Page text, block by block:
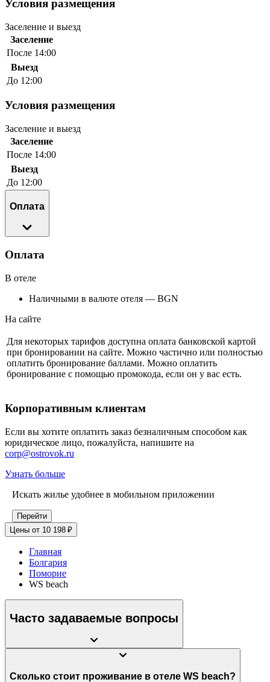
Условия размещения
Заселение и выезд
Заселение
После 14:00
Выезд
До 12:00
Условия размещения
Заселение и выезд
Заселение
После 14:00
Выезд
До 12:00
Оплата
Оплата
В отеле
Наличными в валюте отеля — BGN
На сайте
Для некоторых тарифов доступна оплата банковской картой
при бронировании на сайте. Можно частично или полностью
оплатить бронирование баллами. Можно оплатить
бронирование с помощью промокода, если он у вас есть.
Корпоративным клиентам
Если вы хотите оплатить заказ безналичным способом как
юридическое лицо, пожалуйста, напишите на
corp@ostrovok.ru
Узнать больше
Искать жилье удобнее в мобильном приложении
Перейти
Цены от 10 198 ₽
Главная
Болгария
Поморие
WS beach
Часто задаваемые вопросы
Сколько стоит проживание в отеле WS beach?